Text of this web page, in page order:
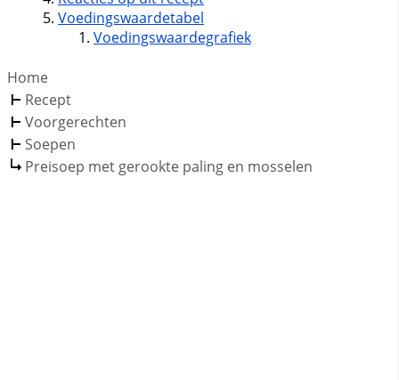
Voedingswaardetabel
Voedingswaardegrafiek
Home
Recept
Voorgerechten
Soepen
Preisoep met gerookte paling en mosselen